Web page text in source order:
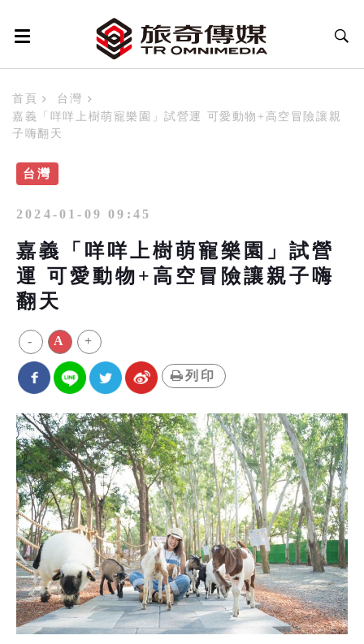
首頁
台灣
嘉義「咩咩上樹萌寵樂園」試營運 可愛動物+高空冒險讓親
子嗨翻天
台灣
2024-01-09 09:45
嘉義「咩咩上樹萌寵樂園」試營
運 可愛動物+高空冒險讓親子嗨
翻天
- A +
列印